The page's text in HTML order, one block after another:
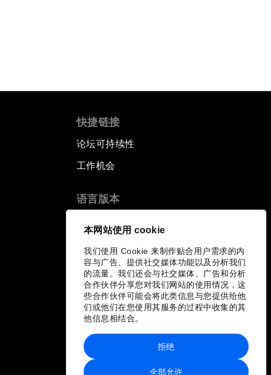
本网站使用 cookie
我们使用 Cookie 来制作贴合用户需求的内
容与广告、提供社交媒体功能以及分析我们
的流量。我们还会与社交媒体、广告和分析
合作伙伴分享您对我们网站的使用情况，这
些合作伙伴可能会将此类信息与您提供给他
们或他们在您使用其服务的过程中收集的其
他信息相结合。
全部允许
拒绝
快捷链接
论坛可持续性
工作机会
语言版本